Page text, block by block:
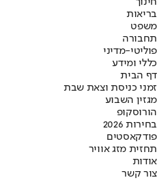
בריאות
משפט
תחבורה
פוליטי-מדיני
כללי ומידע
דף הבית
זמני כניסת וצאת שבת
מגזין השבוע
הורוסקופ
בחירות 2026
פודקאסטים
תחזית מזג אוויר
אודות
צור קשר